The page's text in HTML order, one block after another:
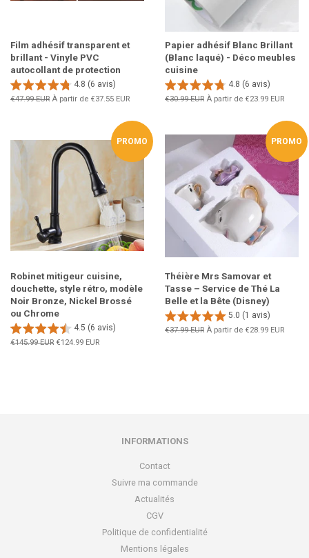
Film adhésif transparent et
brillant - Vinyle PVC
autocollant de protection
4.8 (6 avis)
Prix
€47.99 EUR À partir de €37.55 EUR
Papier adhésif Blanc Brillant
(Blanc laqué) - Déco meubles
cuisine
4.8 (6 avis)
Prix
€30.99 EUR À partir de €23.99 EUR
PROMO
Robinet mitigeur cuisine,
douchette, style rétro, modèle
Noir Bronze, Nickel Brossé
ou Chrome
4.5 (6 avis)
Prix
€145.99 EUR Prix
€124.99 EUR
PROMO
Théière Mrs Samovar et
Tasse – Service de Thé La
Belle et la Bête (Disney)
5.0 (1 avis)
Prix
€37.99 EUR À partir de €28.99 EUR
INFORMATIONS
Contact
Suivre ma commande
Actualités
CGV
Politique de confidentialité
Mentions légales